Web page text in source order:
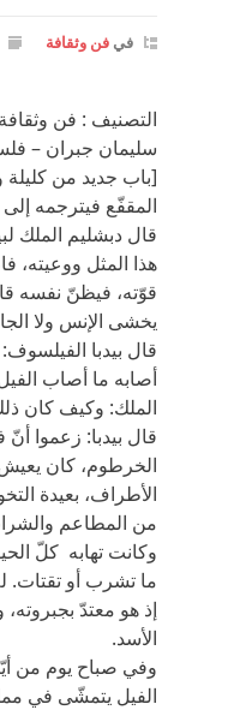
في فن وثقافة
التصنيف : فن
سليمان جبران –
[باب جديد من كليلة
المقفّع فيترجمه إلى
قال دبشليم الملك
هذا المثل
قوّته، فيظنّ نفسه
يخشى الإنس ولا
قال بيدبا
أصابه ما أصاب
الملك: وكيف كان
قال بيدبا: زعموا
الخرطوم، كان
الأطراف، بعيدة
من المطاعم
وكانت تهابه كلّ
ما تشرب أو تقتات.
إذ هو معتدّ بجبروته،
الأسد.
وفي صباح يوم من
الفيل يتمشّى في